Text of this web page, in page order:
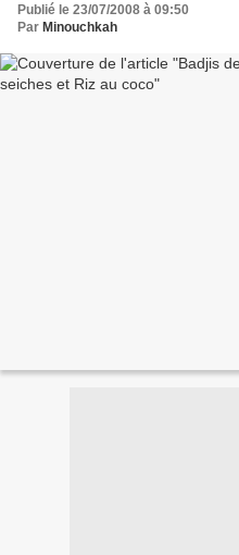
Publié le 23/07/2008 à 09:50
Par Minouchkah